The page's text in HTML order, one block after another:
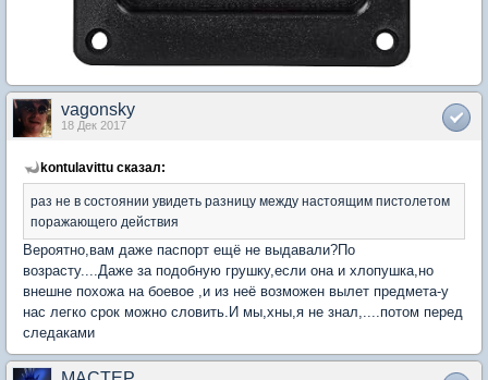
vagonsky
18 Дек 2017
kontulavittu сказал:
раз не в состоянии увидеть разницу между настоящим пистолетом
поражающего действия
Вероятно,вам даже паспорт ещё не выдавали?По
возрасту....Даже за подобную грушку,если она и хлопушка,но
внешне похожа на боевое ,и из неё возможен вылет предмета-у
нас легко срок можно словить.И мы,хны,я не знал,....потом перед
следаками